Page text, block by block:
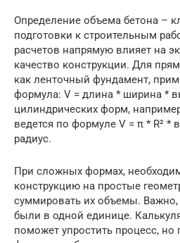
Определение объема бетона –
подготовки к строительным
расчетов напрямую влияет на
качество конструкции. Для
как ленточный фундамент,
формула: V = длина * ширина *
цилиндрических форм,
ведется по формуле V = π * R² *
радиус.
При сложных формах,
конструкцию на простые
суммировать их объемы.
были в одной единице.
поможет упростить процесс,